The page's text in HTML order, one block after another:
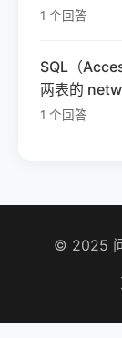
1 个回答
SQL（
两表的
1 个回答
© 2025